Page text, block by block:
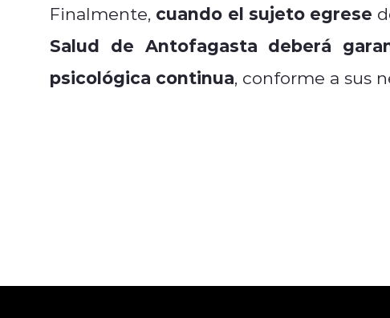
Finalmente, cuando el sujeto egrese
Salud de Antofagasta deberá
psicológica continua, conforme a sus